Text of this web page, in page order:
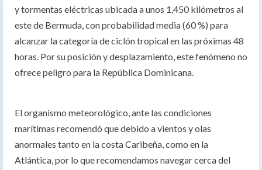
y tormentas eléctricas ubicada a unos 1,450 kilómetros al
este de Bermuda, con probabilidad media (60 %) para
alcanzar la categoría de ciclón tropical en las próximas 48
horas. Por su posición y desplazamiento, este fenómeno no
ofrece peligro para la República Dominicana.
El organismo meteorológico, ante las condiciones
marítimas recomendó que debido a vientos y olas
anormales tanto en la costa Caribeña, como en la
Atlántica, por lo que recomendamos navegar cerca del